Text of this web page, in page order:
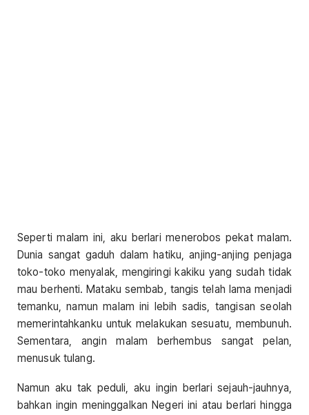
Seperti malam ini, aku berlari menerobos pekat malam.
Dunia sangat gaduh dalam hatiku, anjing-anjing penjaga
toko-toko menyalak, mengiringi kakiku yang sudah tidak
mau berhenti. Mataku sembab, tangis telah lama menjadi
temanku, namun malam ini lebih sadis, tangisan seolah
memerintahkanku untuk melakukan sesuatu, membunuh.
Sementara, angin malam berhembus sangat pelan,
menusuk tulang.
Namun aku tak peduli, aku ingin berlari sejauh-jauhnya,
bahkan ingin meninggalkan Negeri ini atau berlari hingga